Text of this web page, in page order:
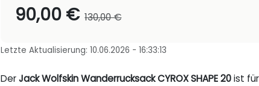
90,00 € 130,00 €
Letzte Aktualisierung: 10.06.2026 - 16:33:13
DerJack Wolfskin Wanderrucksack CYROX SHAPE 20ist